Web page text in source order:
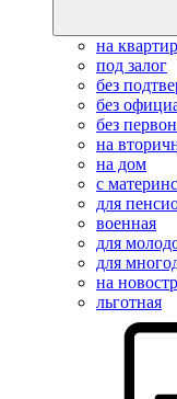
на
под залог
без
без
без
на
на дом
с
для
военная
для
для
на
льготная